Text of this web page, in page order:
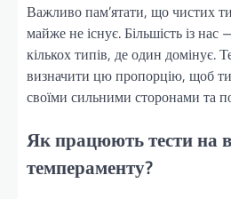
Важливо пам’ятати, що чистих
майже не існує. Більшість із
кількох типів, де один домінує.
визначити цю пропорцію, щоб
своїми сильними сторонами та
Як працюють тести на
темпераменту?